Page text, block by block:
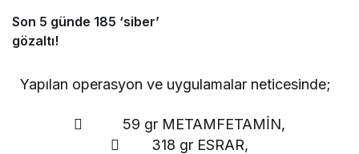
Son 5 günde 185 ‘siber’
gözaltı!
Yapılan operasyon ve uygulamalar neticesinde;
 59 gr METAMFETAMİN,
 318 gr ESRAR,